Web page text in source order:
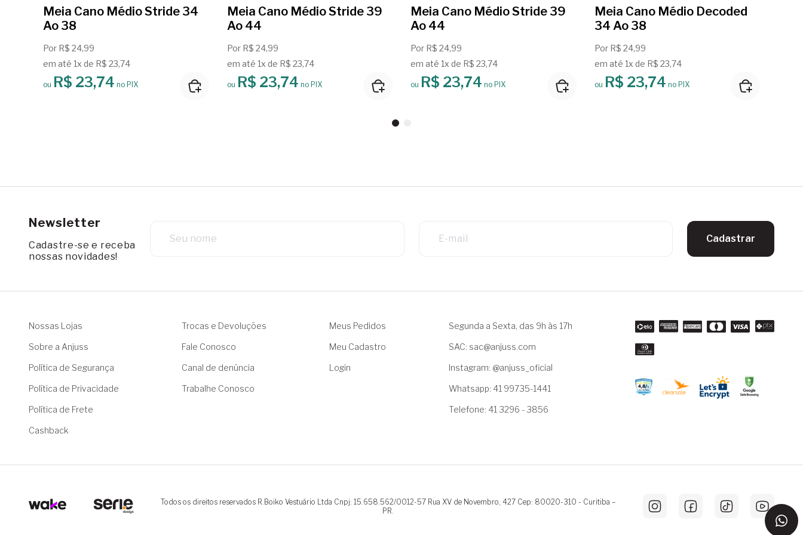
Meia Cano Médio Stride 34
Ao 38
Por R$ 24,99
em até 1x de R$ 23,74
ou R$ 23,74 no PIX
Meia Cano Médio Stride 39
Ao 44
Por R$ 24,99
em até 1x de R$ 23,74
ou R$ 23,74 no PIX
Meia Cano Médio Stride 39
Ao 44
Por R$ 24,99
em até 1x de R$ 23,74
ou R$ 23,74 no PIX
Meia Cano Médio Decoded
34 Ao 38
Por R$ 24,99
em até 1x de R$ 23,74
ou R$ 23,74 no PIX
Newsletter
Cadastre-se e receba
nossas novidades!
Cadastrar
Nossas Lojas
Sobre a Anjuss
Política de Segurança
Política de Privacidade
Política de Frete
Cashback
Trocas e Devoluções
Fale Conosco
Canal de denúncia
Trabalhe Conosco
Meus Pedidos
Meu Cadastro
Login
Segunda a Sexta, das 9h às 17h
SAC: sac@anjuss.com
Instagram: @anjuss_oficial
Whatsapp: 41 99735-1441
Telefone: 41 3296 - 3856
Todos os direitos reservados R.Boiko Vestuário Ltda Cnpj: 15.658.562/0012-57 Rua XV de Novembro, 427 Cep: 80020-310 - Curitiba –
PR.